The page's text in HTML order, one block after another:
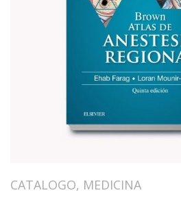
CATALOGO, MEDICINA